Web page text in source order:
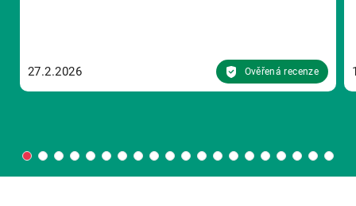
27.2.2026 Ověřená recenze